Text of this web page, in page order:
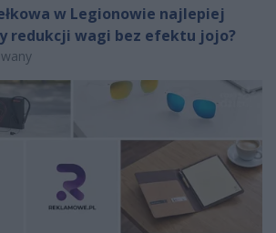
w Legionowie najlepiej
redukcji wagi bez efektu jojo?